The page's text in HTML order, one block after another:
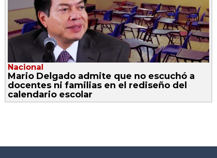
Nacional
Mario Delgado admite que no escuchó a
docentes ni familias en el rediseño del
calendario escolar